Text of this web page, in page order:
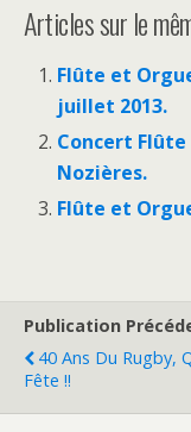
Articles sur le
Flûte et
juillet 2013.
Concert Flûte
Nozières.
Flûte et
Publication
40 Ans Du Rugby,
Fête !!